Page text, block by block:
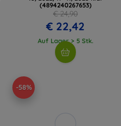
(4894240267653)
€ 24,90
€ 22,42
Auf Lager > 5 Stk.
-58%